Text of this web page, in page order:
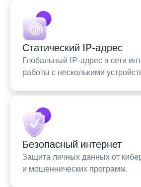
Статический IP-адрес
Глобальный IP-адрес в сети
работы с несколькими
Безопасный интернет
Защита личных данных от
и мошеннических программ.